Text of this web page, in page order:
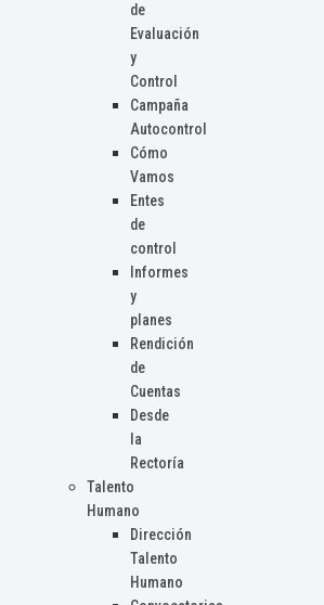
de
Evaluación
y
Control
Campaña
Autocontrol
Cómo
Vamos
Entes
de
control
Informes
y
planes
Rendición
de
Cuentas
Desde
la
Rectoría
Talento
Humano
Dirección
Talento
Humano